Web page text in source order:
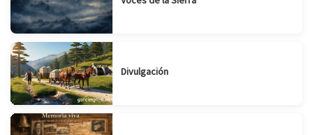
Divulgación